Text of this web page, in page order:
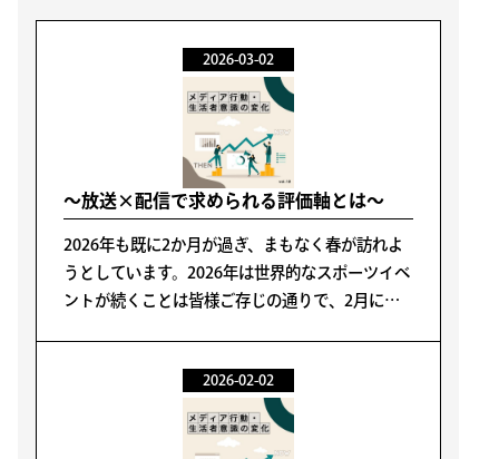
2026-03-02
～放送×配信で求められる評価軸とは～
2026年も既に2か月が過ぎ、まもなく春が訪れよ
うとしています。2026年は世界的なスポーツイベ
ントが続くことは皆様ご存じの通りで、2月に開
したことは記憶に新しく...
2026-02-02